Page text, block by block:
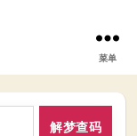
菜单
解梦查码